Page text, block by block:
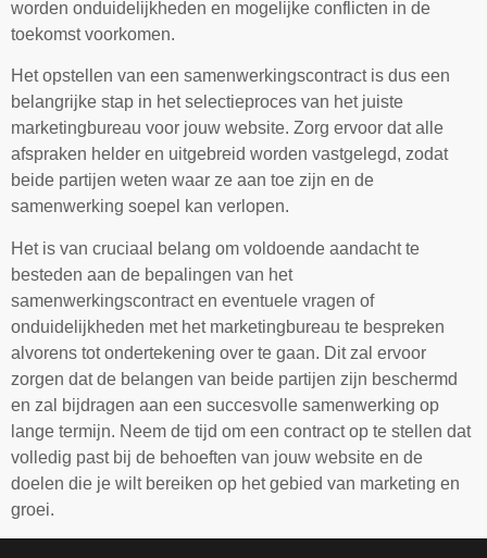
worden onduidelijkheden en mogelijke conflicten in de
toekomst voorkomen.
Het opstellen van een samenwerkingscontract is dus een
belangrijke stap in het selectieproces van het juiste
marketingbureau voor jouw website. Zorg ervoor dat alle
afspraken helder en uitgebreid worden vastgelegd, zodat
beide partijen weten waar ze aan toe zijn en de
samenwerking soepel kan verlopen.
Het is van cruciaal belang om voldoende aandacht te
besteden aan de bepalingen van het
samenwerkingscontract en eventuele vragen of
onduidelijkheden met het marketingbureau te bespreken
alvorens tot ondertekening over te gaan. Dit zal ervoor
zorgen dat de belangen van beide partijen zijn beschermd
en zal bijdragen aan een succesvolle samenwerking op
lange termijn. Neem de tijd om een contract op te stellen dat
volledig past bij de behoeften van jouw website en de
doelen die je wilt bereiken op het gebied van marketing en
groei.